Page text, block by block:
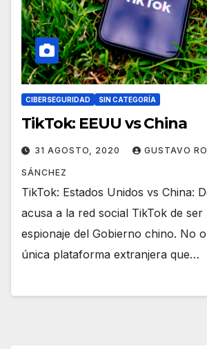
CIBERSEGURIDAD SIN CATEGORÍA
TikTok: EEUU vs China
31 AGOSTO, 2020 GUSTAVO
SÁNCHEZ
TikTok: Estados Unidos vs China:
acusa a la red social TikTok de
espionaje del Gobierno chino. No
única plataforma extranjera que…